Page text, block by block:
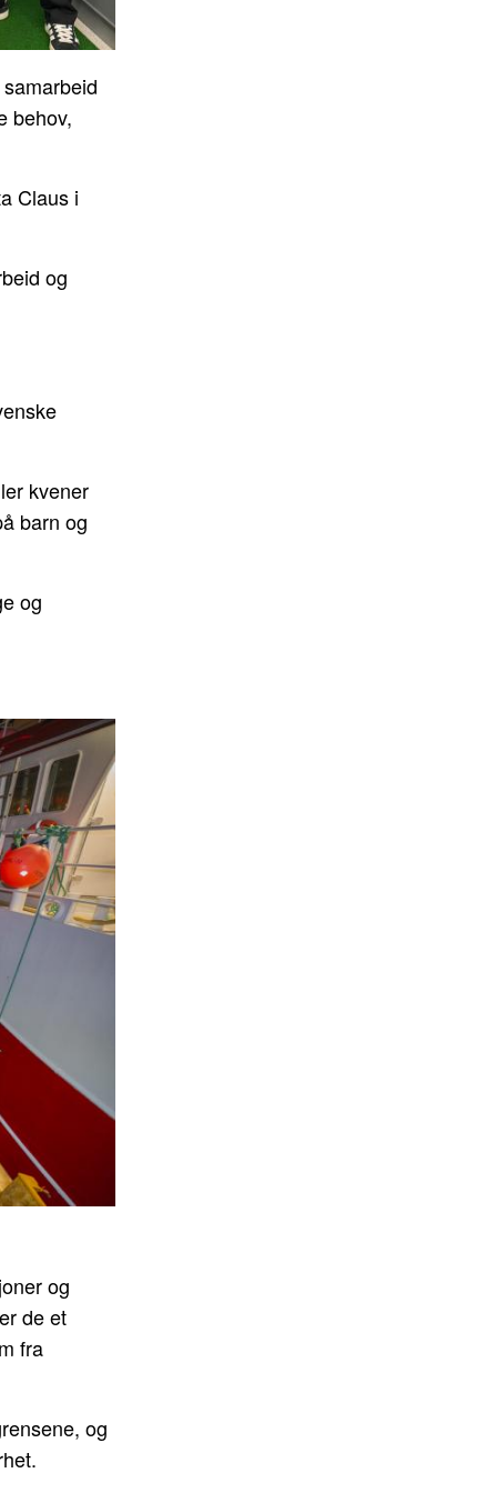
behov,
Claus i
og
kvener
barn og
og
og
de et
fra
og